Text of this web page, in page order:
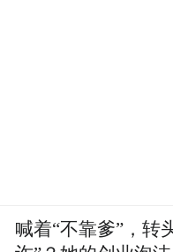
喊着“不靠爹”，转